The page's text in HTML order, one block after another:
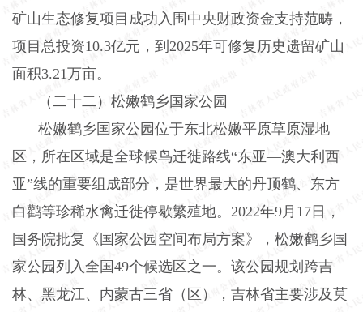
矿山生态修复项目成功入围中央财政资金支持范畴，
项目总投资10.3亿元，到 2025年可修复历史遗留矿山
面积3.21万亩。
（二十二）松嫩鹤乡国家公园
松嫩鹤乡国家公园位于东北松嫩平原草原湿地
区，所在区域是全球候鸟迁徙路线“东亚—澳大利西
亚”线的重要组成部分，是世界最大的丹顶鹤、东方
白鹳等珍稀水禽迁徙停歇繁殖地。 2022年9 月 17日，
国务院批复《国家公园空间布局方案》，松嫩鹤乡国
家公园列入全国49个候选区之一。该公园规划跨吉
林、黑龙江、内蒙古三省（区），吉林省主要涉及莫